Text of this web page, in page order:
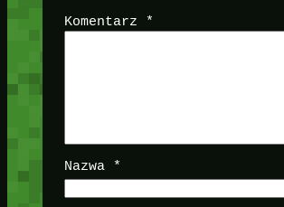
Komentarz *
Nazwa *